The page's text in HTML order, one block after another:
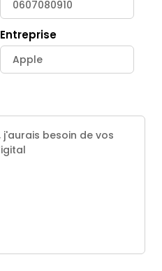
Entreprise